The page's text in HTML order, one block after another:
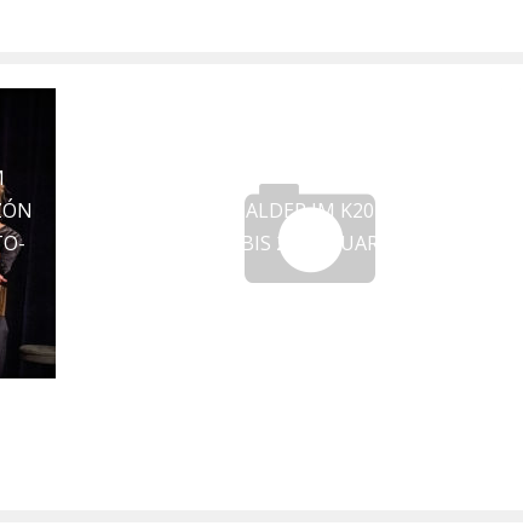
ALEXANDER CALDER IM K20 VERLÄNGERT
BIS 26. JANUAR